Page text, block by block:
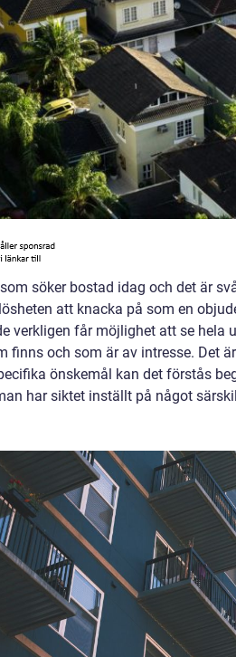
söker bostad idag och det är
att knacka på som en
verkligen får möjlighet att se hela
finns och som är av intresse. Det
önskemål kan det förstås
har siktet inställt på något